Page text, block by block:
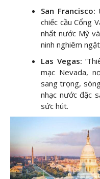
San Francisco:
chiếc cầu Cổng
nhất nước Mỹ
ninh nghiêm
Las Vegas:
mạc Nevada,
sang trọng,
nhạc nước đặc
sức hút.